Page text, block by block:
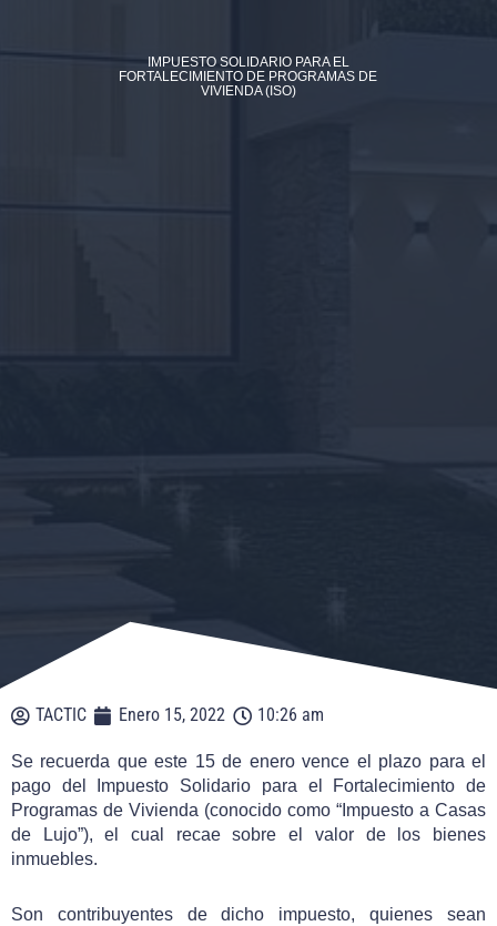
IMPUESTO SOLIDARIO PARA EL
FORTALECIMIENTO DE PROGRAMAS DE
VIVIENDA (ISO)
TACTIC Enero 15, 2022 10:26 am
Se recuerda que este 15 de enero vence el plazo para el
pago del Impuesto Solidario para el Fortalecimiento de
Programas de Vivienda (conocido como “Impuesto a Casas
de Lujo”), el cual recae sobre el valor de los bienes
inmuebles.
Son contribuyentes de dicho impuesto, quienes sean